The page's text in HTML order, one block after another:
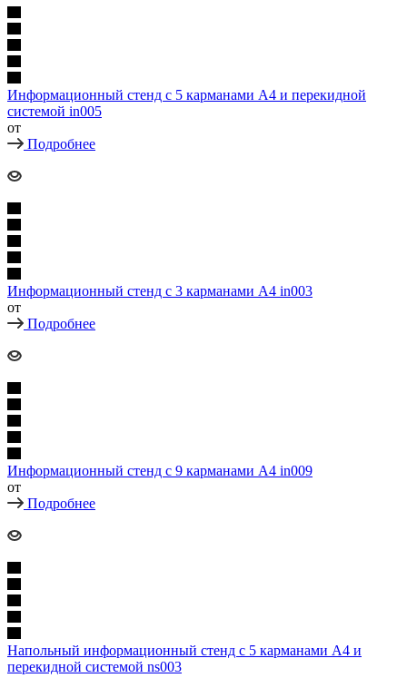
Информационный стенд с 5 карманами А4 и перекидной
системой in005
от
Подробнее
Информационный стенд с 3 карманами А4 in003
от
Подробнее
Информационный стенд с 9 карманами А4 in009
от
Подробнее
Напольный информационный стенд с 5 карманами А4 и
перекидной системой ns003